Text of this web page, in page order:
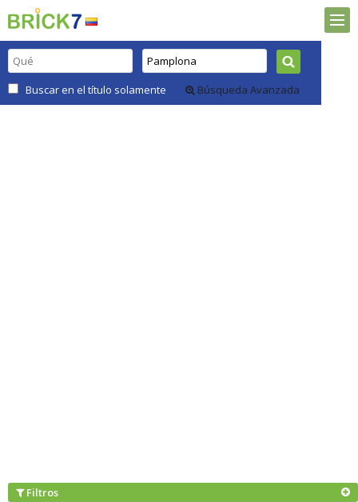
Buscar en el título solamente Búsqueda Avanzada
Filtros